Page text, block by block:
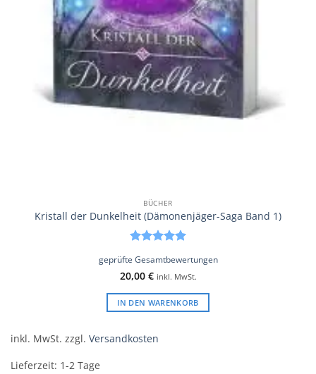
BÜCHER
Kristall der Dunkelheit (Dämonenjäger-Saga Band 1)
mit5von
5
geprüfte Gesamtbewertungen
20,00 € inkl. MwSt.
IN DEN WARENKORB
inkl. MwSt. zzgl. Versandkosten
Lieferzeit: 1-2 Tage